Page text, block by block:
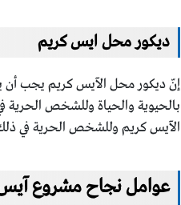
ديكور محل ايس كريم
إنّ ديكور محل الآيس كريم يجب أن
بالحيوية والحياة وللشخص الحرية
الآيس كريم وللشخص الحرية في ذلك
عوامل نجاح مشروع